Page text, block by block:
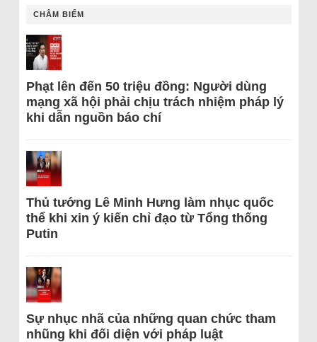
CHÂM BIẾM
Phạt lên đến 50 triệu đồng: Người dùng
mạng xã hội phải chịu trách nhiệm pháp lý
khi dẫn nguồn báo chí
Thủ tướng Lê Minh Hưng làm nhục quốc
thể khi xin ý kiến chỉ đạo từ Tổng thống
Putin
Sự nhục nhã của những quan chức tham
nhũng khi đối diện với pháp luật